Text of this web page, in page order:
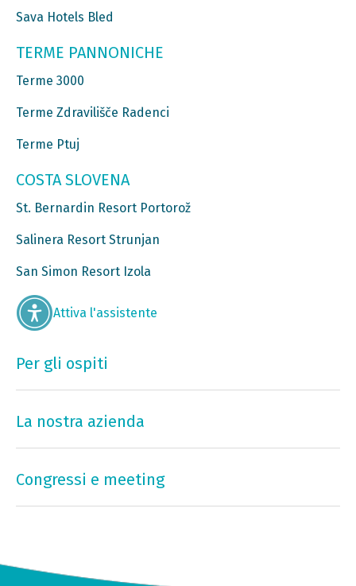
Sava Hotels Bled
TERME PANNONICHE
Terme 3000
Terme Zdravilišče Radenci
Terme Ptuj
COSTA SLOVENA
St. Bernardin Resort Portorož
Salinera Resort Strunjan
San Simon Resort Izola
Attiva l'assistente
Per gli ospiti
La nostra azienda
Congressi e meeting